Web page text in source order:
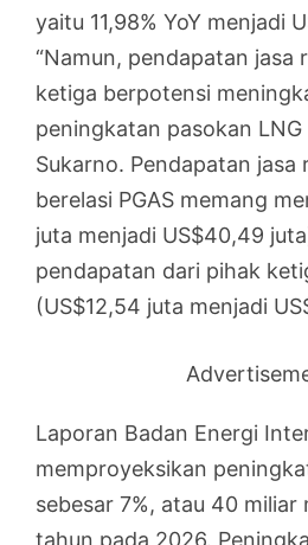
yaitu 11,98% YoY menjadi
“Namun, pendapatan jasa
ketiga berpotensi
peningkatan pasokan LNG
Sukarno. Pendapatan jasa
berelasi PGAS memang
juta menjadi US$40,49
pendapatan dari pihak
(US$12,54 juta menjadi
Laporan Badan Energi
memproyeksikan
sebesar 7%, atau 40
tahun pada 2026.